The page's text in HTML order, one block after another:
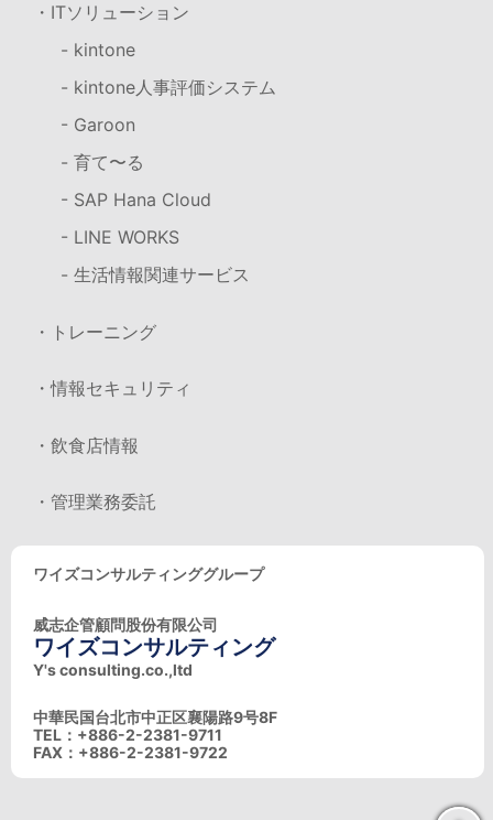
・ITソリューション
- kintone
- kintone人事評価システム
- Garoon
- 育て〜る
- SAP Hana Cloud
- LINE WORKS
- 生活情報関連サービス
・トレーニング
・情報セキュリティ
・飲食店情報
・管理業務委託
ワイズコンサルティンググループ
威志企管顧問股份有限公司
ワイズコンサルティング
Y's consulting.co.,ltd
中華民国台北市中正区襄陽路9号8F
TEL：+886-2-2381-9711
FAX：+886-2-2381-9722